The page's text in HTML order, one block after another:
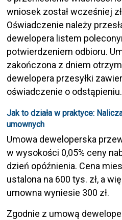
wniosek został wcześniej
Oświadczenie należy
dewelopera listem
potwierdzeniem odbioru.
zakończona z dniem
dewelopera przesyłki
oświadczenie o odstąpieniu.
Jak to działa w praktyce:
umownych
Umowa deweloperska
w wysokości 0,05% ceny
dzień opóźnienia. Cena
ustalona na 600 tys. zł, a
umowna wyniesie 300 zł.
Zgodnie z umową